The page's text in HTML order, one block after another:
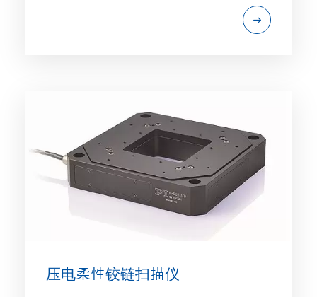
压电柔性铰链扫描仪